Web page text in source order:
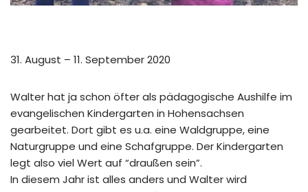
31. August – 11. September 2020
Walter hat ja schon öfter als pädagogische Aushilfe im
evangelischen Kindergarten in Hohensachsen
gearbeitet. Dort gibt es u.a. eine Waldgruppe, eine
Naturgruppe und eine Schafgruppe. Der Kindergarten
legt also viel Wert auf “draußen sein”.
In diesem Jahr ist alles anders und Walter wird